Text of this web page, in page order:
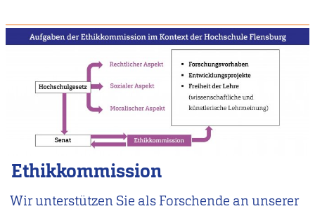
Ethikkommission
Wir unterstützen Sie als Forschende an unserer